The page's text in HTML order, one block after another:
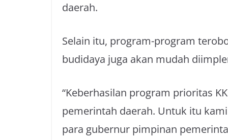
daerah.
Selain itu, program-program
budidaya juga akan mudah
“Keberhasilan program prioritas
pemerintah daerah. Untuk itu
para gubernur pimpinan